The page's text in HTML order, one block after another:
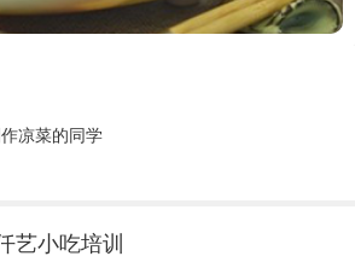
凉菜的同学
艺小吃培训